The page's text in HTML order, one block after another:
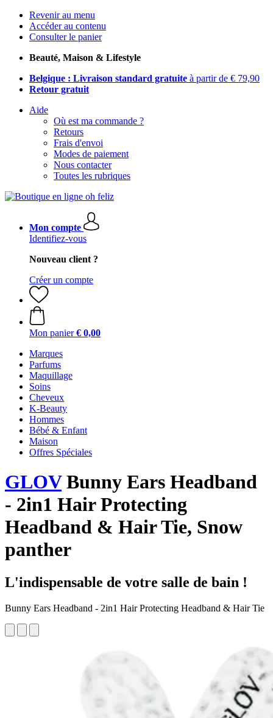
Revenir au menu
Accéder au contenu
Consulter le panier
Beauté, Maison & Lifestyle
Belgique : Livraison standard gratuite à partir de € 79,90
Retour gratuit
Aide
Où est ma commande ?
Retours
Frais d'envoi
Modes de paiement
Nous contacter
Toutes les rubriques
Mon compte
Identifiez-vous
Nouveau client ?
Créer un compte
Mon panier € 0,00
Marques
Parfums
Maquillage
Soins
Cheveux
K-Beauty
Hommes
Bébé & Enfant
Maison
Offres Spéciales
GLOVBunny Ears Headband
- 2in1 Hair Protecting
Headband & Hair Tie, Snow
panther
L'indispensable de votre salle de bain !
Bunny Ears Headband - 2in1 Hair Protecting Headband & Hair Tie